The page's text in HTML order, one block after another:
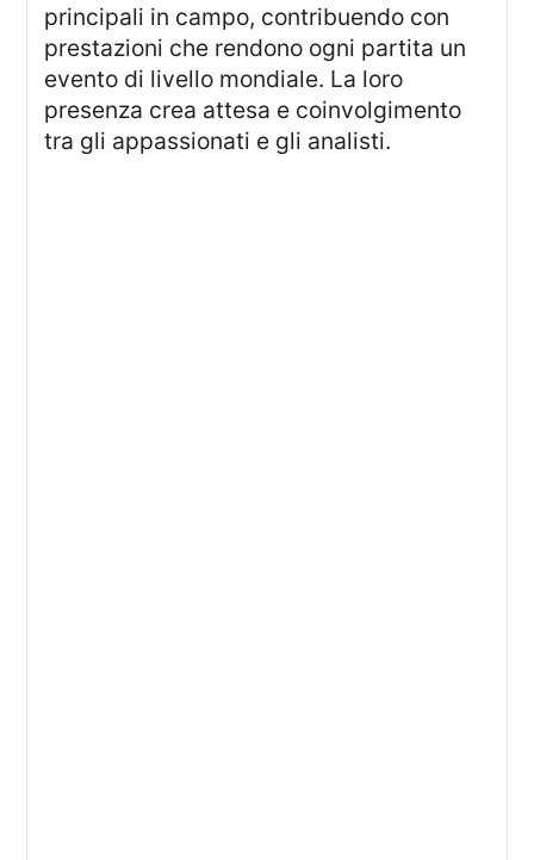
principali in campo, contribuendo con
prestazioni che rendono ogni partita un
evento di livello mondiale. La loro
presenza crea attesa e coinvolgimento
tra gli appassionati e gli analisti.